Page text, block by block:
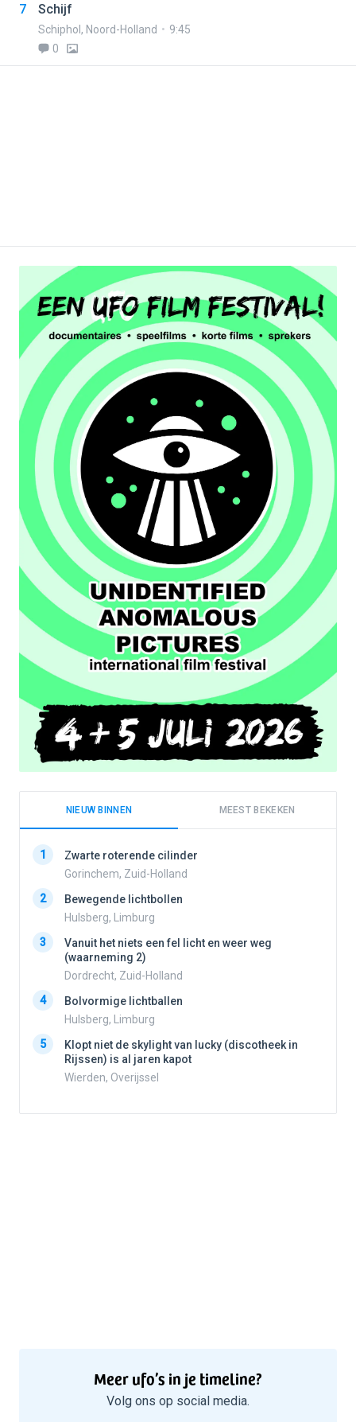
7 Schijf
Schiphol , Noord-Holland
9:45
0
NIEUW BINNEN MEEST BEKEKEN
1
Zwarte roterende cilinder
Gorinchem, Zuid-Holland
2
Bewegende lichtbollen
Hulsberg, Limburg
3
Vanuit het niets een fel licht en weer weg
(waarneming 2)
Dordrecht, Zuid-Holland
4
Bolvormige lichtballen
Hulsberg, Limburg
5
Klopt niet de skylight van lucky (discotheek in
Rijssen) is al jaren kapot
Wierden, Overijssel
Meer ufo’s in je timeline?
Volg ons op social media.